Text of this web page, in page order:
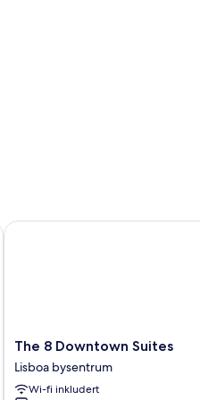
The
8
Downtown
Suites
The 8 Downtown Suites
Lisboa bysentrum
Wi-fi inkludert
The 8 Downtown Suites